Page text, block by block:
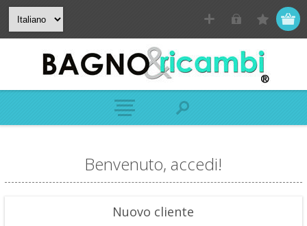
Benvenuto, accedi!
Nuovo cliente